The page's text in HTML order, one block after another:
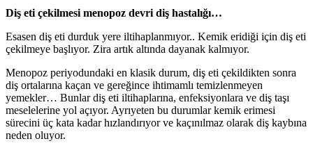
Diş eti çekilmesi menopoz devri diş hastalığı…
Esasen diş eti durduk yere iltihaplanmıyor.. Kemik eridiği için diş eti
çekilmeye başlıyor. Zira artık altında dayanak kalmıyor.
Menopoz periyodundaki en klasik durum, diş eti çekildikten sonra
diş ortalarına kaçan ve gereğince ihtimamlı temizlenmeyen
yemekler… Bunlar diş eti iltihaplarına, enfeksiyonlara ve diş taşı
meselelerine yol açıyor. Ayrıyeten bu durumlar kemik erimesi
sürecini üç kata kadar hızlandırıyor ve kaçınılmaz olarak diş kaybına
neden oluyor.